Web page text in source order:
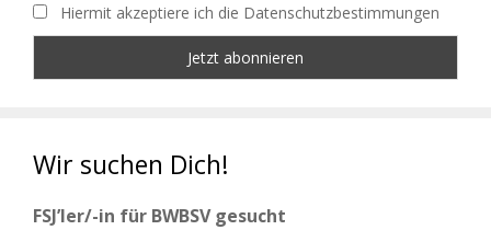
Hiermit akzeptiere ich die Datenschutzbestimmungen
Wir suchen Dich!
FSJ’ler/-in für BWBSV gesucht